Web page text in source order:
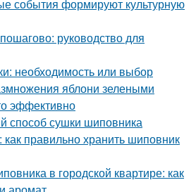
события формируют культурную
руководство для
необходимость или выбор
яблони зелеными
эффективно
способ сушки шиповника
правильно хранить шиповник
в городской квартире: как